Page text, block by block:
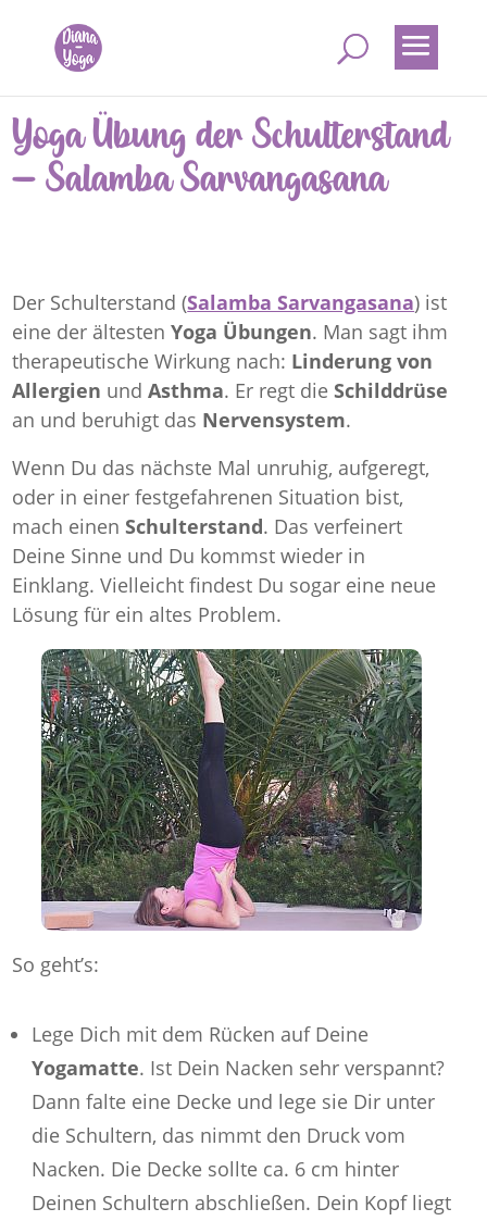
Yoga Übung der Schulterstand
– Salamba Sarvangasana
Der Schulterstand (Salamba Sarvangasana) ist
eine der ältestenYoga Übungen. Man sagt ihm
therapeutische Wirkung nach: Linderung von
Allergien undAsthma. Er regt dieSchilddrüse
an und beruhigt das Nervensystem.
Wenn Du das nächste Mal unruhig, aufgeregt,
oder in einer festgefahrenen Situation bist,
mach einenSchulterstand. Das verfeinert
Deine Sinne und Du kommst wieder in
Einklang. Vielleicht findest Du sogar eine neue
Lösung für ein altes Problem.
So geht’s:
Lege Dich mit dem Rücken auf Deine
Yogamatte. Ist Dein Nacken sehr verspannt?
Dann falte eine Decke und lege sie Dir unter
die Schultern, das nimmt den Druck vom
Nacken. Die Decke sollte ca. 6 cm hinter
Deinen Schultern abschließen. Dein Kopf liegt